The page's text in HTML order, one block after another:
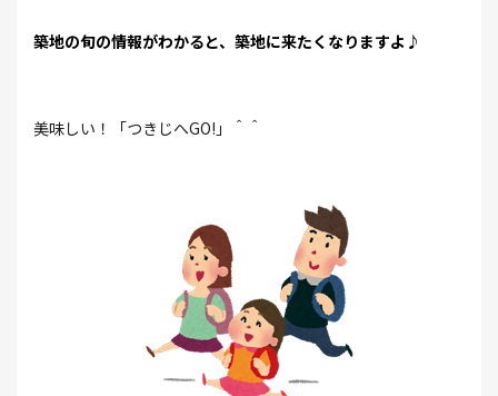
築地の旬の情報がわかると、築地に来たくなりますよ♪
美味しい！「つきじへGO!」＾＾